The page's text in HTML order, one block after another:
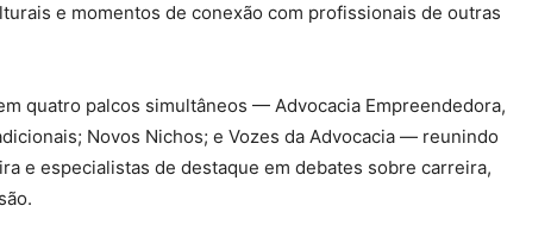
e momentos de conexão com profissionais de outras
quatro palcos simultâneos — Advocacia Empreendedora,
Novos Nichos; e Vozes da Advocacia — reunindo
e especialistas de destaque em debates sobre carreira,